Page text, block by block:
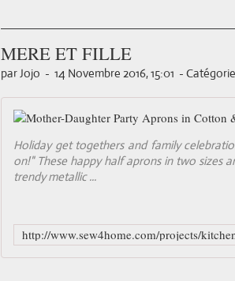
MERE ET FILLE
par Jojo - 14 Novembre 2016, 15:01 -
Holiday get togethers and family
on!" These happy half aprons in two sizes
trendy metallic ...